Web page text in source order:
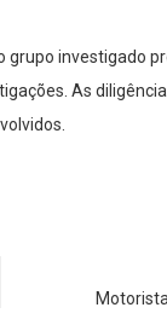
investigado
As